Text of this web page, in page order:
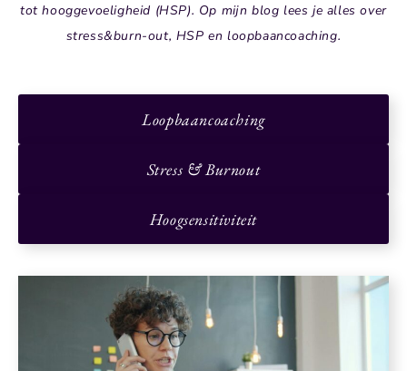
tot hooggevoeligheid (HSP). Op mijn blog lees je alles over
stress&burn-out, HSP en loopbaancoaching.
Loopbaancoaching
Stress & Burnout
Hoogsensitiviteit